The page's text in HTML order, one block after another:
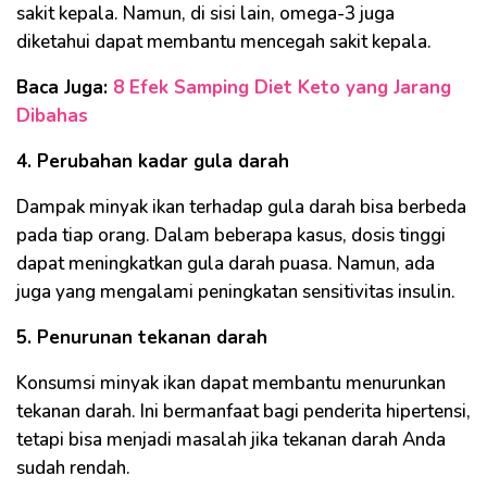
sakit kepala. Namun, di sisi lain, omega-3 juga
diketahui dapat membantu mencegah sakit kepala.
Baca Juga: 8 Efek Samping Diet Keto yang Jarang
Dibahas
4. Perubahan kadar gula darah
Dampak minyak ikan terhadap gula darah bisa berbeda
pada tiap orang. Dalam beberapa kasus, dosis tinggi
dapat meningkatkan gula darah puasa. Namun, ada
juga yang mengalami peningkatan sensitivitas insulin.
5. Penurunan tekanan darah
Konsumsi minyak ikan dapat membantu menurunkan
tekanan darah. Ini bermanfaat bagi penderita hipertensi,
tetapi bisa menjadi masalah jika tekanan darah Anda
sudah rendah.